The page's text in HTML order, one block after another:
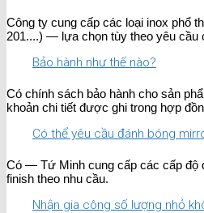
Công ty cung cấp các loại inox phổ
201....) — lựa chọn tùy theo yêu cầu
Bảo hành như thế nào?
Có chính sách bảo hành cho sản
khoản chi tiết được ghi trong hợp
Có thể yêu cầu đánh bóng
Có — Tứ Minh cung cấp các cấp độ
finish theo nhu cầu.
Nhận gia công số lượng nhỏ